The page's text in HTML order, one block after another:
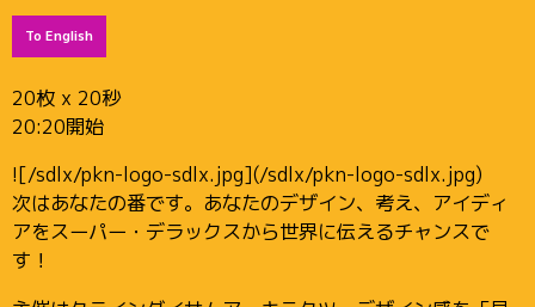
To English
20枚 x 20秒
20:20開始
![/sdlx/pkn-logo-sdlx.jpg](/sdlx/pkn-logo-sdlx.jpg)
次はあなたの番です。あなたのデザイン、考え、アイディ
アをスーパー・デラックスから世界に伝えるチャンスで
す！